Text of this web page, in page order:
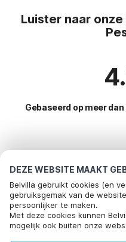
DEZE WEBSITE MAAKT
Belvilla gebruikt cookies (en
gebruiksgemak van de
persoonlijker te maken.
Met deze cookies kunnen
mogelijk ook buiten onze
Luister naar
Gebaseerd op meer
vakantie
Top steden met top
Kindvriendelijke
Kindvriendelijke vakantiehuizen
Populaire voorzieningen
pescador